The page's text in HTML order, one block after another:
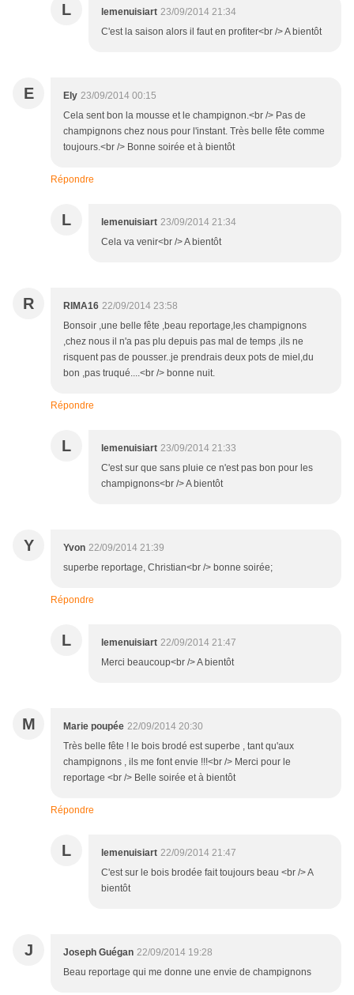
L lemenuisiart 23/09/2014 21:34
C'est la saison alors il faut en profiter<br /> A bientôt
E Ely 23/09/2014 00:15
Cela sent bon la mousse et le champignon.<br /> Pas de
champignons chez nous pour l'instant. Très belle fête comme
toujours.<br /> Bonne soirée et à bientôt
Répondre
L lemenuisiart 23/09/2014 21:34
Cela va venir<br /> A bientôt
R RIMA16 22/09/2014 23:58
Bonsoir ,une belle fête ,beau reportage,les champignons
,chez nous il n'a pas plu depuis pas mal de temps ,ils ne
risquent pas de pousser..je prendrais deux pots de miel,du
bon ,pas truqué....<br /> bonne nuit.
Répondre
L lemenuisiart 23/09/2014 21:33
C'est sur que sans pluie ce n'est pas bon pour les
champignons<br /> A bientôt
Y Yvon 22/09/2014 21:39
superbe reportage, Christian<br /> bonne soirée;
Répondre
L lemenuisiart 22/09/2014 21:47
Merci beaucoup<br /> A bientôt
M Marie poupée 22/09/2014 20:30
Très belle fête ! le bois brodé est superbe , tant qu'aux
champignons , ils me font envie !!!<br /> Merci pour le
reportage <br /> Belle soirée et à bientôt
Répondre
L lemenuisiart 22/09/2014 21:47
C'est sur le bois brodée fait toujours beau <br /> A
bientôt
J Joseph Guégan 22/09/2014 19:28
Beau reportage qui me donne une envie de champignons